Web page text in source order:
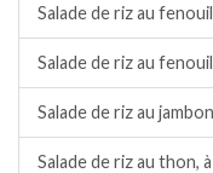
Salade de riz au
Salade de riz au
Salade de riz au
Salade de riz au thon,